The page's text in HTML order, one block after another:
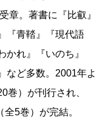
章。著書に『比叡』
『青鞜』『現代語
れ』『いのち』
など多数。2001年よ
巻）が刊行され、
5巻）が完結。